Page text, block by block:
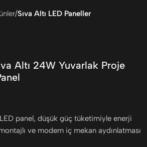
Sıva Altı LED Paneller
Altı 24W Yuvarlak Proje
LED panel, düşük güç tüketimiyle enerji
ve modern iç mekan aydınlatması